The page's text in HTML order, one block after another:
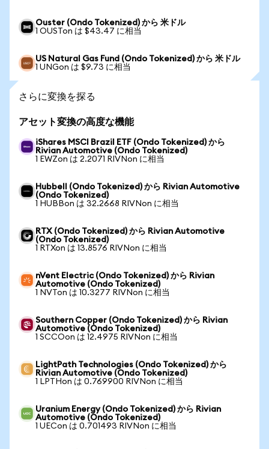
Ouster (Ondo Tokenized) から 米ドル
1 OUSTon は $43.47 に相当
US Natural Gas Fund (Ondo Tokenized) から 米ドル
1 UNGon は $9.73 に相当
さらに変換を探る
アセット変換の高度な機能
iShares MSCI Brazil ETF (Ondo Tokenized) から
Rivian Automotive (Ondo Tokenized)
1 EWZon は 2.2071 RIVNon に相当
Hubbell (Ondo Tokenized) から Rivian Automotive
(Ondo Tokenized)
1 HUBBon は 32.2668 RIVNon に相当
RTX (Ondo Tokenized) から Rivian Automotive
(Ondo Tokenized)
1 RTXon は 13.8576 RIVNon に相当
nVent Electric (Ondo Tokenized) から Rivian
Automotive (Ondo Tokenized)
1 NVTon は 10.3277 RIVNon に相当
Southern Copper (Ondo Tokenized) から Rivian
Automotive (Ondo Tokenized)
1 SCCOon は 12.4975 RIVNon に相当
LightPath Technologies (Ondo Tokenized) から
Rivian Automotive (Ondo Tokenized)
1 LPTHon は 0.769900 RIVNon に相当
Uranium Energy (Ondo Tokenized) から Rivian
Automotive (Ondo Tokenized)
1 UECon は 0.701493 RIVNon に相当